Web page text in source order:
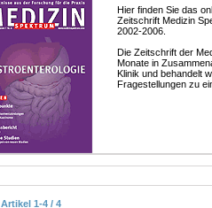
Hier finden Sie das
Zeitschrift Medizin
2002-2006.
Die Zeitschrift der
Monate in
Klinik und behandelt
Fragestellungen zu
Artikel 1-4 / 4